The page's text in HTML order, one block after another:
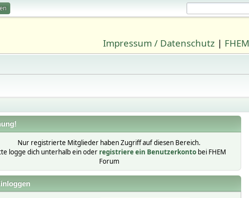
Impressum / Datenschutz | FHEM
Nur registrierte Mitglieder haben Zugriff auf diesen Bereich.
logge dich unterhalb ein oder registriere ein Benutzerkontobei FHEM
Forum